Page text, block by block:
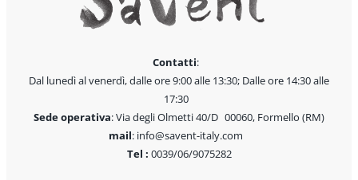
Contatti:
Dal lunedì al venerdì, dalle ore 9:00 alle 13:30; Dalle ore 14:30 alle
17:30
Sede operativa: Via degli Olmetti 40/D 00060, Formello (RM)
mail: info@savent-italy.com
Tel : 0039/06/9075282